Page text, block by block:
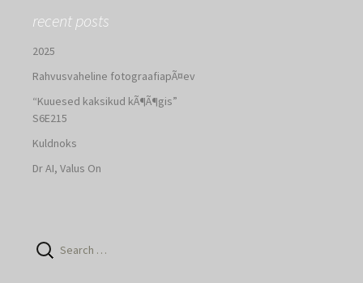
recent posts
2025
Rahvusvaheline fotograafiapÃ¤ev
“Kuuesed kaksikud kÃ¶Ã¶gis”
S6E215
Kuldnoks
Dr AI, Valus On
Search
for: